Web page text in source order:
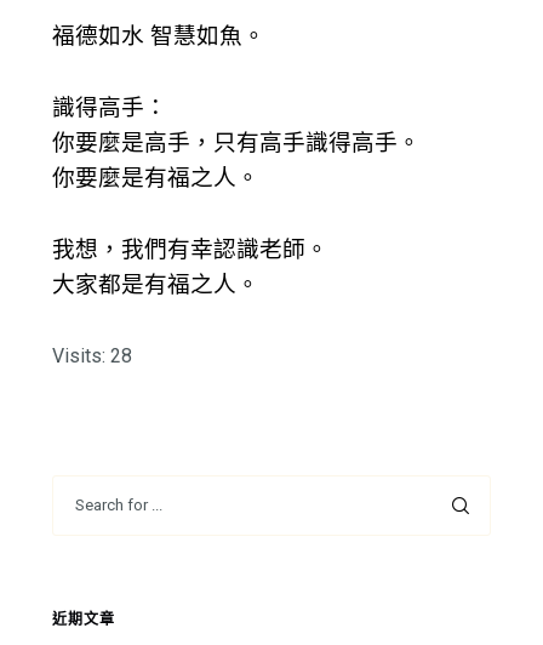
福德如水 智慧如魚。
識得高手：
你要麼是高手，只有高手識得高手。
你要麼是有福之人。
我想，我們有幸認識老師。
大家都是有福之人。
Visits: 28
近期文章